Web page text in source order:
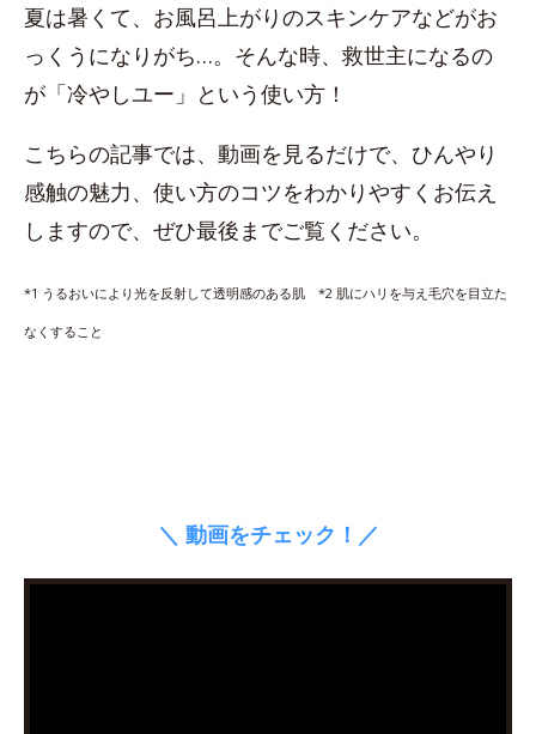
夏は暑くて、お風呂上がりのスキンケアなどがお
っくうになりがち…。そんな時、救世主になるの
が「冷やしユー」という使い方！
こちらの記事では、動画を見るだけで、ひんやり
感触の魅力、使い方のコツをわかりやすくお伝え
しますので、ぜひ最後までご覧ください。
*1 うるおいにより光を反射して透明感のある肌 *2 肌にハリを与え毛穴を目立た
なくすること
＼ 動画をチェック！／